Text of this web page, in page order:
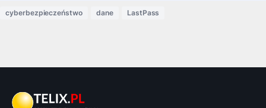
cyberbezpieczeństwo dane LastPass